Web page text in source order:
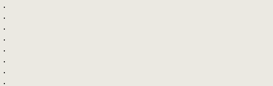
.
.
.
.
.
.
.
.